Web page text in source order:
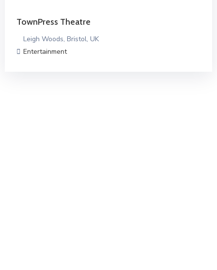
TownPress Theatre
Leigh Woods, Bristol, UK
Entertainment